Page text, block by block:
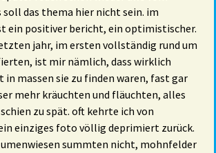
soll das thema hier nicht sein. im
ein positiver bericht, ein optimistischer.
jahr, im ersten vollständig rund um
ist mir nämlich, dass wirklich
in massen sie zu finden waren, fast gar
mehr kräuchten und fläuchten, alles
zu spät. oft kehrte ich von
einziges foto völlig deprimiert zurück.
summten nicht, mohnfelder